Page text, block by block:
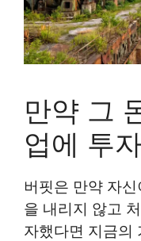
만약 그
업에 투
버핏은 만약 자
을 내리지 않고
자했다면 지금의